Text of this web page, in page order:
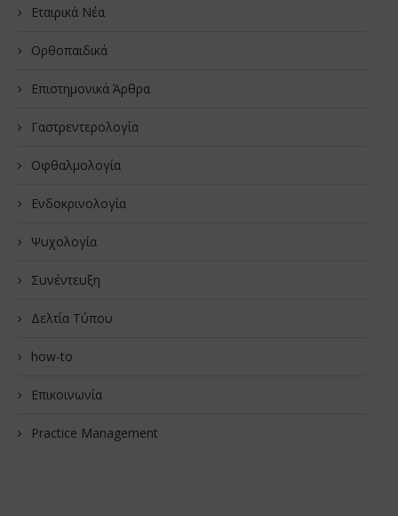
Εταιρικά Νέα
Oρθοπαιδικά
Επιστημονικά Άρθρα
Γαστρεντερολογία
Οφθαλμολογία
Ενδοκρινολογία
Ψυχολογία
Συνέντευξη
Δελτία Τύπου
how-to
Επικοινωνία
Practice Management